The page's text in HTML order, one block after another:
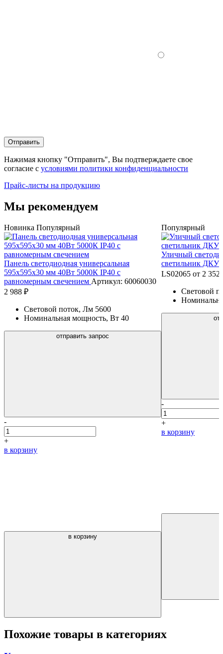
Отправить
Нажимая кнопку "Отправить", Вы подтверждаете свое
согласие с условиями политики конфиденциальности
Прайс-листы на продукцию
Мы рекомендуем
Новинка Популярный
Панель светодиодная универсальная
595х595х30 мм 40Вт 5000К IP40 с
равномерным свечением Артикул: 60060030
2 988 ₽
Световой поток, Лм 5600
Номинальная мощность, Вт 40
отправить запрос
-
+
в корзину
в корзину
Популярный
Уличный
светильник ДКУ
LS02065 от 2 352
Световой
-
+
в корзину
Похожие товары в категориях